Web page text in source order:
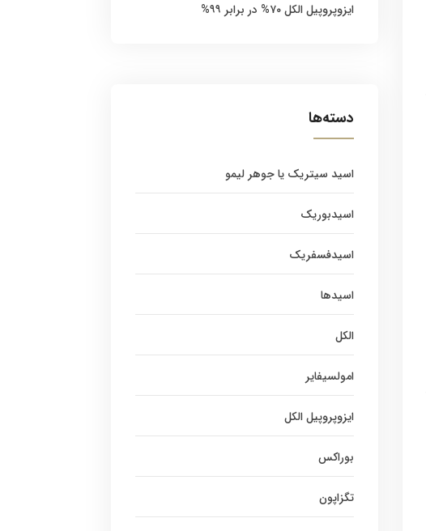
ایزوپروپیل الکل ۷۰% در برابر ۹۹%
دسته‌ها
اسید سیتریک یا جوهر لیمو
اسیدبوریک
اسیدفسفریک
اسیدها
الکل
امولسیفایر
ایزوپروپیل الکل
بوراکس
تگزاپون